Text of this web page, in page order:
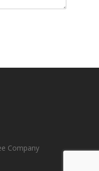
Company